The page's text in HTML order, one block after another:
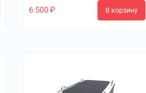
6 500 ₽ В корзину